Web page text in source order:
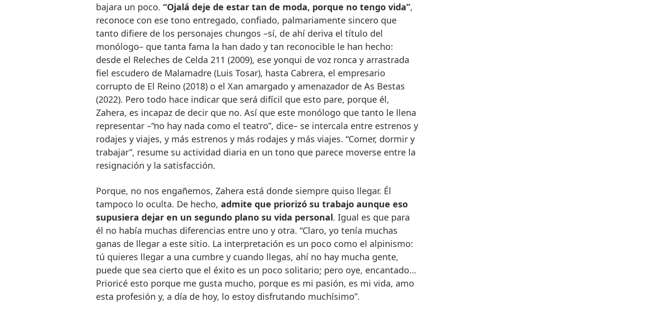
bajara un poco. “Ojalá deje de estar tan de moda, porque no tengo vida”,
reconoce con ese tono entregado, confiado, palmariamente sincero que
tanto difiere de los personajes chungos –sí, de ahí deriva el título del
monólogo– que tanta fama la han dado y tan reconocible le han hecho:
desde el Releches de Celda 211 (2009), ese yonqui de voz ronca y arrastrada
fiel escudero de Malamadre (Luis Tosar), hasta Cabrera, el empresario
corrupto de El Reino (2018) o el Xan amargado y amenazador de As Bestas
(2022). Pero todo hace indicar que será difícil que esto pare, porque él,
Zahera, es incapaz de decir que no. Así que este monólogo que tanto le llena
representar –“no hay nada como el teatro”, dice– se intercala entre estrenos y
rodajes y viajes, y más estrenos y más rodajes y más viajes. “Comer, dormir y
trabajar”, resume su actividad diaria en un tono que parece moverse entre la
resignación y la satisfacción.
Porque, no nos engañemos, Zahera está donde siempre quiso llegar. Él
tampoco lo oculta. De hecho, admite que priorizó su trabajo aunque eso
supusiera dejar en un segundo plano su vida personal. Igual es que para
él no había muchas diferencias entre uno y otra. “Claro, yo tenía muchas
ganas de llegar a este sitio. La interpretación es un poco como el alpinismo:
tú quieres llegar a una cumbre y cuando llegas, ahí no hay mucha gente,
puede que sea cierto que el éxito es un poco solitario; pero oye, encantado…
Prioricé esto porque me gusta mucho, porque es mi pasión, es mi vida, amo
esta profesión y, a día de hoy, lo estoy disfrutando muchísimo”.